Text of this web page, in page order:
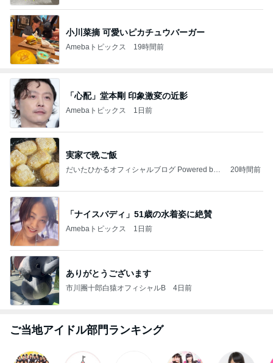
小川菜摘 可愛いピカチュウバーガー
Amebaトピックス 19時間前
「心配」堂本剛 印象激変の近影
Amebaトピックス 1日前
実家で晩ご飯
だいたひかるオフィシャルブログ Powered by
20時間前
「ナイスバディ」51歳の水着姿に絶賛
Amebaトピックス 1日前
ありがとうございます
市川團十郎白猿オフィシャルB 4日前
ご当地アイドル部門ランキング